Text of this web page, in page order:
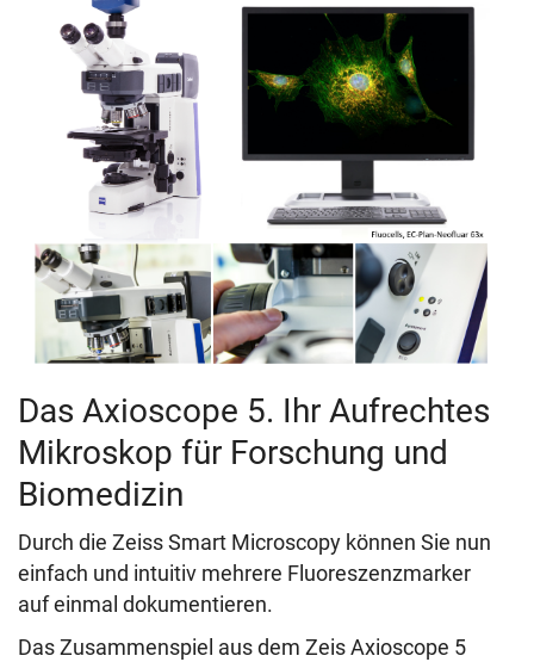
Das Axioscope 5. Ihr Aufrechtes
Mikroskop für Forschung und
Biomedizin
Durch die Zeiss Smart Microscopy können Sie nun
einfach und intuitiv mehrere Fluoreszenzmarker
auf einmal dokumentieren.
Das Zusammenspiel aus dem Zeis Axioscope 5